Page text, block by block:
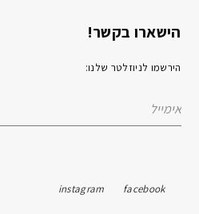
הישארו בקשר!
הירשמו לניוזלטר שלנו:
facebook
instagram